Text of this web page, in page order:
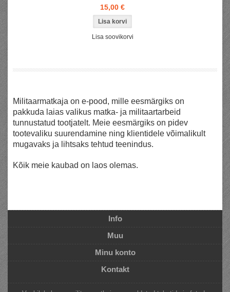
15,00 €
Lisa soovikorvi
Militaarmatkaja on e-pood, mille eesmärgiks on
pakkuda laias valikus matka- ja militaartarbeid
tunnustatud tootjatelt. Meie eesmärgiks on pidev
tootevaliku suurendamine ning klientidele võimalikult
mugavaks ja lihtsaks tehtud teenindus.
Kõik meie kaubad on laos olemas.
Info
Muu
Minu konto
Kontakt